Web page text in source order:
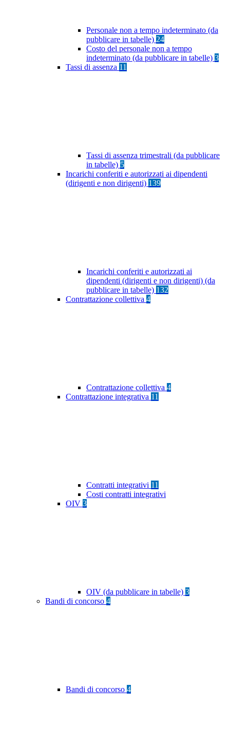
Personale non a tempo indeterminato (da
pubblicare in tabelle) 24
Costo del personale non a tempo
indeterminato (da pubblicare in tabelle) 3
Tassi di assenza 11
Tassi di assenza trimestrali (da pubblicare
in tabelle) 5
Incarichi conferiti e autorizzati ai dipendenti
(dirigenti e non dirigenti) 139
Incarichi conferiti e autorizzati ai
dipendenti (dirigenti e non dirigenti) (da
pubblicare in tabelle) 132
Contrattazione collettiva 4
Contrattazione collettiva 4
Contrattazione integrativa 11
Contratti integrativi 11
Costi contratti integrativi
OIV 3
OIV (da pubblicare in tabelle) 3
Bandi di concorso 4
Bandi di concorso 4